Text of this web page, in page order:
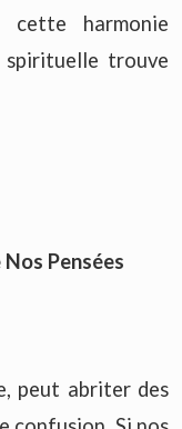
cette harmonie
spirituelle trouve
Pensées
peut abriter des